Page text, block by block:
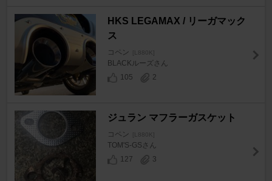
HKS LEGAMAX / リーガマック
ス
コペン
BLACKルーズさん
105
2
ジュラン マフラーガスケット
コペン
TOM'S-GSさん
127
3